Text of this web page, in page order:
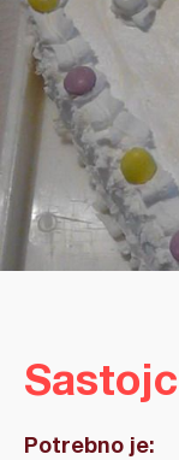
Potrebno je: